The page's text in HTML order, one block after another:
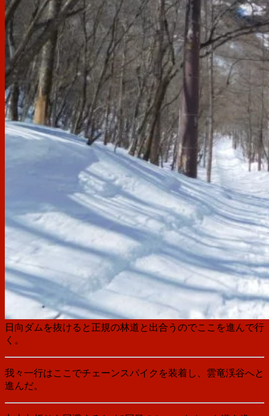
日向ダムを抜けると正規の林道と出合うのでここを進んで行
く。
我々一行はここでチェーンスパイクを装着し、雲竜渓谷へと
進んだ。